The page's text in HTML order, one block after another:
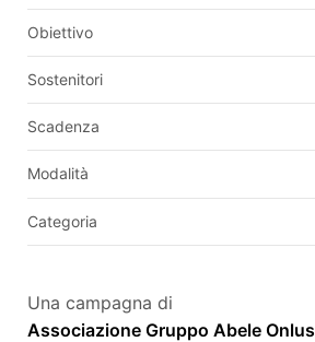
Obiettivo
Sostenitori
Scadenza
Modalità
Categoria
Una campagna di
Associazione Gruppo Abele Onlus